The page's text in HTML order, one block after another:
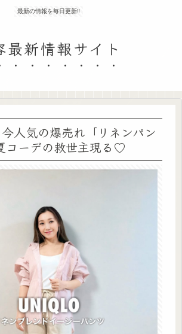
最新の情報を毎日更新‼
最新情報サイト
今人気の爆売れ「リネンパン
コーデの救世主現る♡